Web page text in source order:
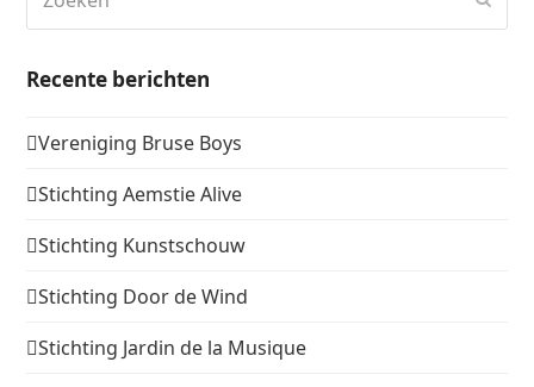
Recente berichten
Vereniging Bruse Boys
Stichting Aemstie Alive
Stichting Kunstschouw
Stichting Door de Wind
Stichting Jardin de la Musique